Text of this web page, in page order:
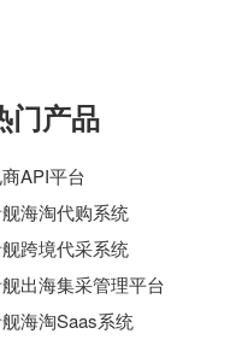
门产品
API平台
海淘代购系统
跨境代采系统
出海集采管理平台
海淘Saas系统